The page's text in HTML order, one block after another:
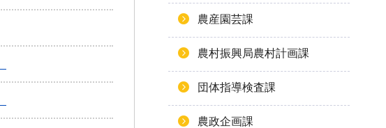
農産園芸課
農村振興局農村計画課
団体指導検査課
農政企画課